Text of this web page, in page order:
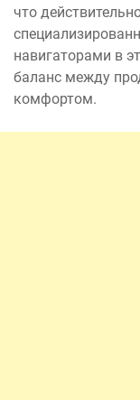
что
навигаторами в
баланс между
комфортом.